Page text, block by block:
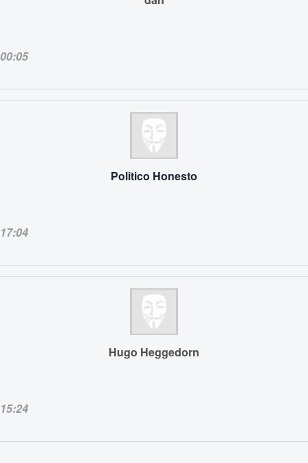
00:05
Politico Honesto
17:04
Hugo Heggedorn
15:24